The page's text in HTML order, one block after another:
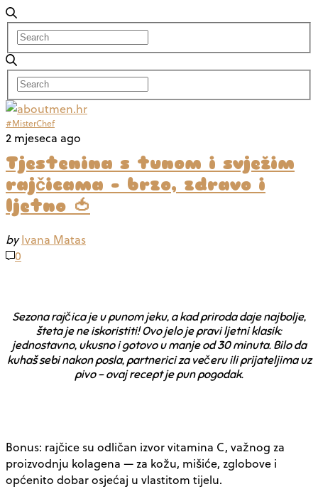
#MisterChef
2 mjeseca ago
Tjestenina s tunom i svježim
rajčicama – brzo, zdravo i
ljetno 🍅
by Ivana Matas
0
Sezona rajčica je u punom jeku, a kad priroda daje najbolje,
šteta je ne iskoristiti! Ovo jelo je pravi ljetni klasik:
jednostavno, ukusno i gotovo u manje od 30 minuta. Bilo da
kuhaš sebi nakon posla, partnerici za večeru ili prijateljima uz
pivo – ovaj recept je pun pogodak.
Bonus: rajčice su odličan izvor vitamina C, važnog za
proizvodnju kolagena — za kožu, mišiće, zglobove i
općenito dobar osjećaj u vlastitom tijelu.